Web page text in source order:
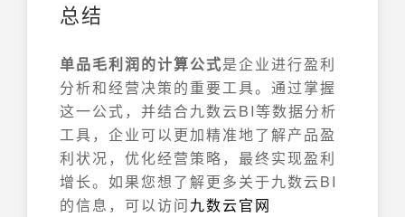
总结
单品毛利润的计算公式是企业进行盈利
分析和经营决策的重要工具。通过掌握
这一公式，并结合九数云BI等数据分析
工具，企业可以更加精准地了解产品盈
利状况，优化经营策略，最终实现盈利
增长。如果您想了解更多关于九数云BI
的信息，可以访问九数云官网